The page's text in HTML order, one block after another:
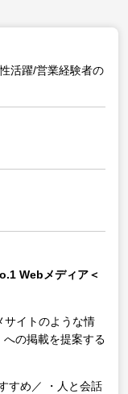
活躍/営業経験者の
Webメディア＜
サイトのような情
の掲載を提案する
すめ／
・人と会話